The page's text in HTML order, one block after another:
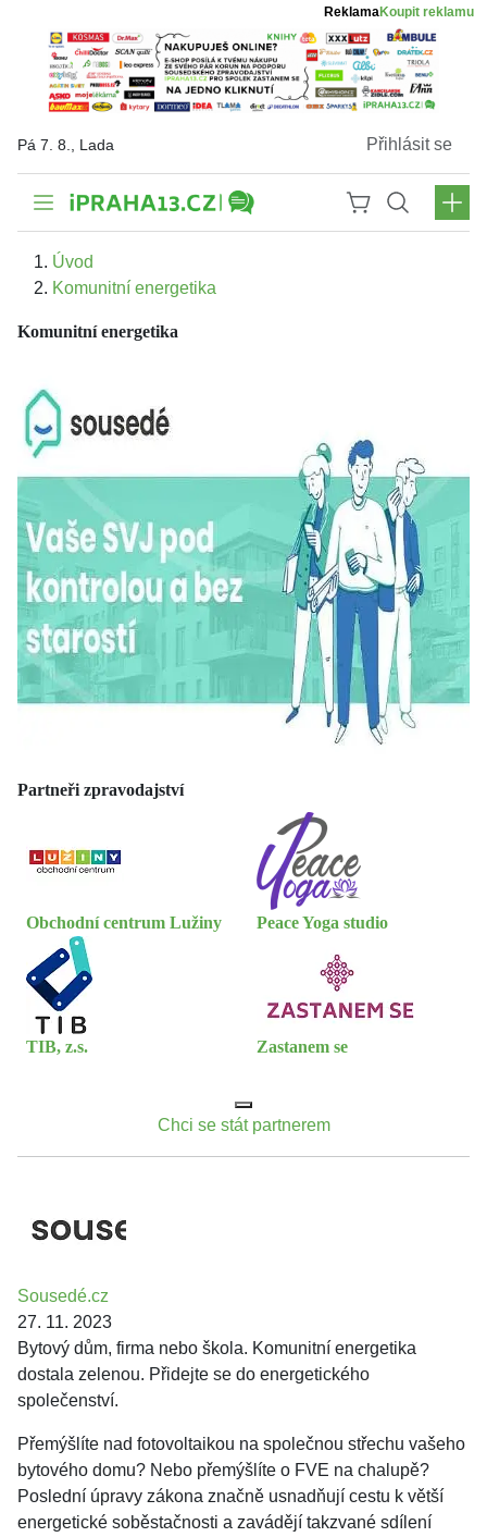
ReklamaKoupit reklamu
Pá 7. 8., Lada Přihlásit se
Úvod
Komunitní energetika
Komunitní energetika
Partneři zpravodajství
Obchodní centrum Lužiny Peace Yoga studio
TIB, z.s. Zastanem se
Chci se stát partnerem
Sousedé.cz
27. 11. 2023
Bytový dům, firma nebo škola. Komunitní energetika
dostala zelenou. Přidejte se do energetického
společenství.
Přemýšlíte nad fotovoltaikou na společnou střechu vašeho
bytového domu? Nebo přemýšlíte o FVE na chalupě?
Poslední úpravy zákona značně usnadňují cestu k větší
energetické soběstačnosti a zavádějí takzvané sdílení